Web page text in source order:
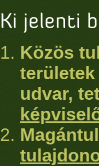
Ki jelenti
Közös
udvar,